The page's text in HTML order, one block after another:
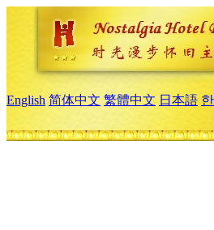
English 简体中文 繁體中文 日本語